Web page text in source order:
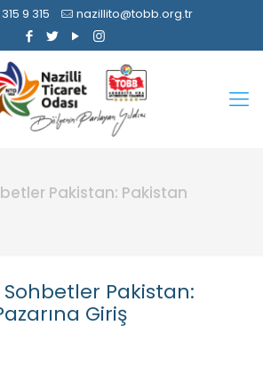
9 315 nazillito@tobb.org.tr
Pakistan: Pakistan
Pakistan:
Giriş